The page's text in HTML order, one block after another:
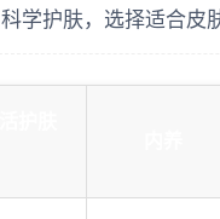
科学护肤，选择适合皮